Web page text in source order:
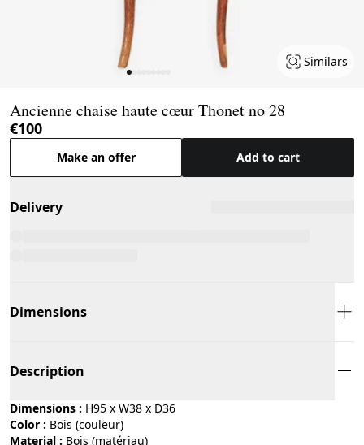
Similars
Ancienne chaise haute cœur Thonet no 28
€100
Make an offer Add to cart
Delivery
Dimensions
Description
Dimensions : H95 x W38 x D36
Color :
bois (couleur)
Material :
bois (matériau)